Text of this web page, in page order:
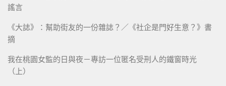
謠言
《大誌》：幫助街友的一份雜誌？／《社企是門好生意？》書
摘
我在桃園女監的日與夜－專訪一位匿名受刑人的鐵窗時光
（上）